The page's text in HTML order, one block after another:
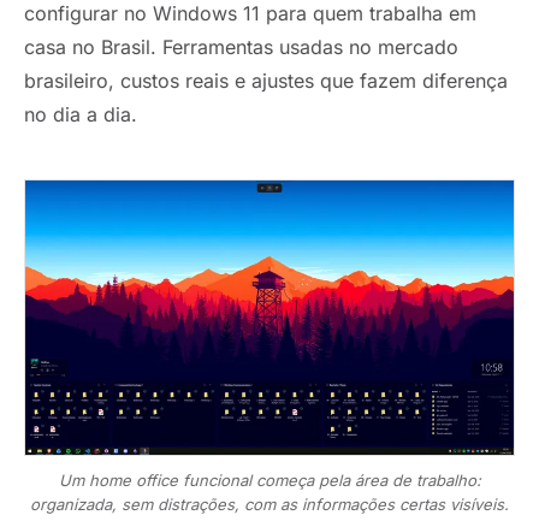
configurar no Windows 11 para quem trabalha em
casa no Brasil. Ferramentas usadas no mercado
brasileiro, custos reais e ajustes que fazem diferença
no dia a dia.
Um home office funcional começa pela área de trabalho:
organizada, sem distrações, com as informações certas visíveis.